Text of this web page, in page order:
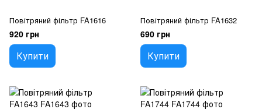
Повітряний фільтр FA1616
920 грн
Купити
Повітряний фільтр FA1632
690 грн
Купити